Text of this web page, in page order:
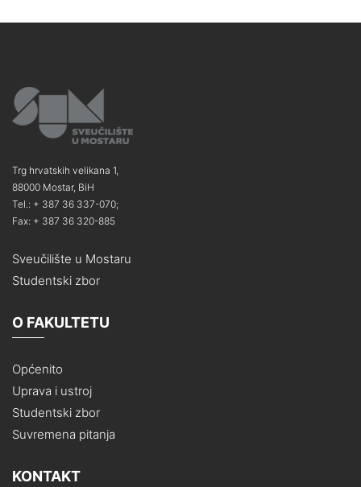
Trg hrvatskih velikana 1,
88000 Mostar, BiH
Tel.: + 387 36 337-070;
Fax: + 387 36 320-885
Sveučilište u Mostaru
Studentski zbor
O FAKULTETU
Općenito
Uprava i ustroj
Studentski zbor
Suvremena pitanja
KONTAKT